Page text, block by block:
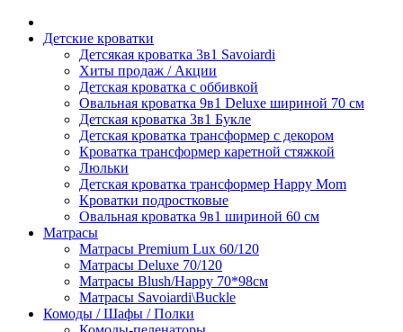
Детские кроватки
Детсякая кроватка 3в1 Savoiardi
Хиты продаж / Aкции
Детская кроватка с оббивкой
Овальная кроватка 9в1 Deluxe шириной 70 см
Детская кроватка 3в1 Букле
Детская кроватка трансформер с декором
Кроватка транcформер каретной стяжкой
Люльки
Детская кроватка трансформер Happy Mom
Кроватки подростковые
Овальная кроватка 9в1 шириной 60 см
Матрасы
Матрасы Premium Lux 60/120
Матрасы Deluxe 70/120
Матрасы Blush/Happy 70*98см
Матрасы Savoiardi\Buckle
Комоды / Шафы / Полки